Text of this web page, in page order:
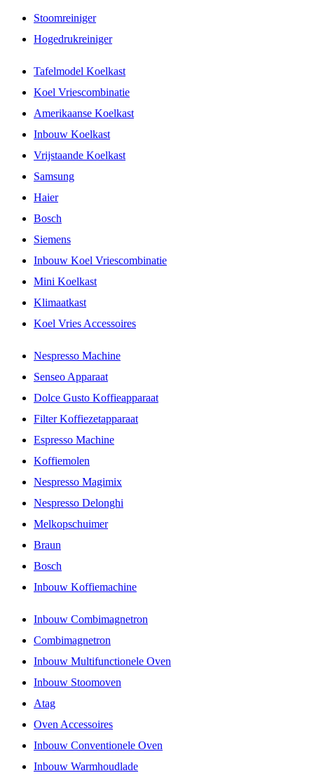
Stoomreiniger
Hogedrukreiniger
Tafelmodel Koelkast
Koel Vriescombinatie
Amerikaanse Koelkast
Inbouw Koelkast
Vrijstaande Koelkast
Samsung
Haier
Bosch
Siemens
Inbouw Koel Vriescombinatie
Mini Koelkast
Klimaatkast
Koel Vries Accessoires
Nespresso Machine
Senseo Apparaat
Dolce Gusto Koffieapparaat
Filter Koffiezetapparaat
Espresso Machine
Koffiemolen
Nespresso Magimix
Nespresso Delonghi
Melkopschuimer
Braun
Bosch
Inbouw Koffiemachine
Inbouw Combimagnetron
Combimagnetron
Inbouw Multifunctionele Oven
Inbouw Stoomoven
Atag
Oven Accessoires
Inbouw Conventionele Oven
Inbouw Warmhoudlade